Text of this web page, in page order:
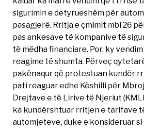
sigurimin e detyrueshëm për
pasagjerë. Rritja e çmimit mbi 26
pas ankesave të kompanive të
të mëdha financiare. Por, ky
reagime të shumta. Përveç
pakënaqur që protestuan kundër
pati reaguar edhe Këshilli për
Drejtave e të Lirive të Njeriut
ka kundërshtuar rritjen e tarifave
automjeteve, duke e konsideruar